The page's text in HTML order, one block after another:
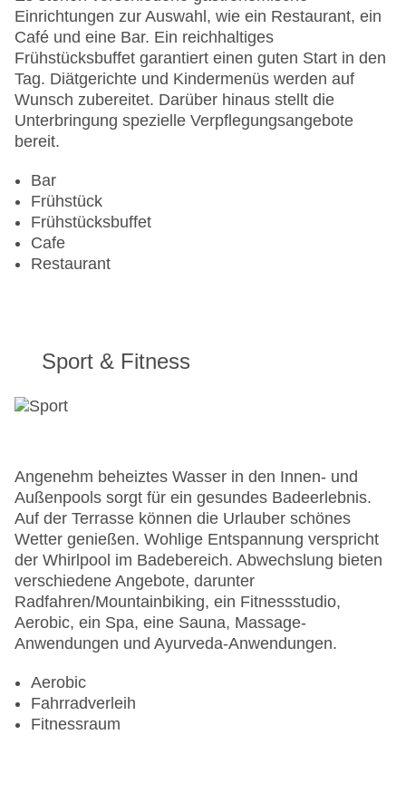
Landeskategorie: 4 Sterne
Einrichtungen zur Auswahl, wie ein Restaurant, ein
Café und eine Bar. Ein reichhaltiges
Frühstücksbuffet garantiert einen guten Start in den
Tag. Diätgerichte und Kindermenüs werden auf
Wunsch zubereitet. Darüber hinaus stellt die
Unterbringung spezielle Verpflegungsangebote
bereit.
Bar
Frühstück
Frühstücksbuffet
Cafe
Restaurant
Sport & Fitness
Angenehm beheiztes Wasser in den Innen- und
Außenpools sorgt für ein gesundes Badeerlebnis.
Auf der Terrasse können die Urlauber schönes
Wetter genießen. Wohlige Entspannung verspricht
der Whirlpool im Badebereich. Abwechslung bieten
verschiedene Angebote, darunter
Radfahren/Mountainbiking, ein Fitnessstudio,
Aerobic, ein Spa, eine Sauna, Massage-
Anwendungen und Ayurveda-Anwendungen.
Aerobic
Fahrradverleih
Fitnessraum